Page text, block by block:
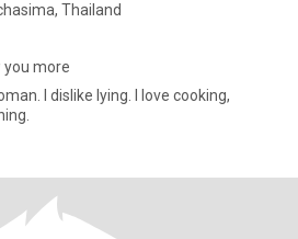
Thailand
you more
I dislike lying. I love cooking,